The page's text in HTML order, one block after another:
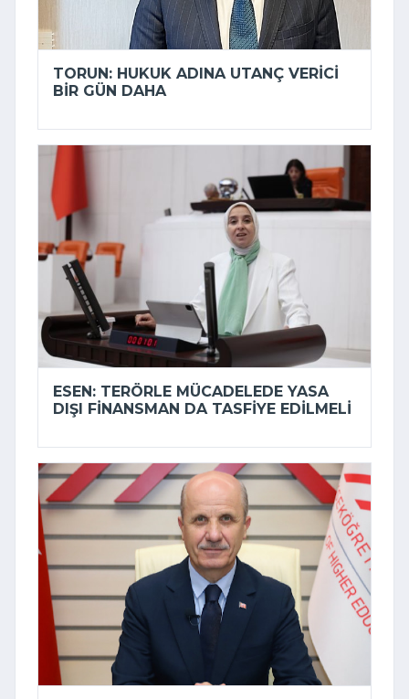
TORUN: HUKUK ADINA UTANÇ VERICI
BIR GÜN DAHA
ESEN: TERÖRLE MÜCADELEDE YASA
DIŞI FINANSMAN DA TASFIYE EDILMELI